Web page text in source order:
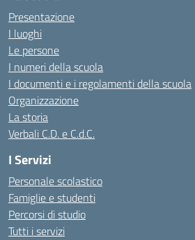
Presentazione
I luoghi
Le persone
I numeri della scuola
I documenti e i regolamenti della scuola
Organizzazione
La storia
Verbali C.D. e C.d.C.
I Servizi
Personale scolastico
Famiglie e studenti
Percorsi di studio
Tutti i servizi